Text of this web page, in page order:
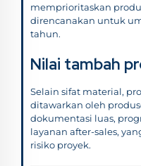
memprioritaskan
direncanakan untuk
tahun.
Nilai tambah
Selain sifat material,
ditawarkan oleh
dokumentasi luas,
layanan after-sales,
risiko proyek.